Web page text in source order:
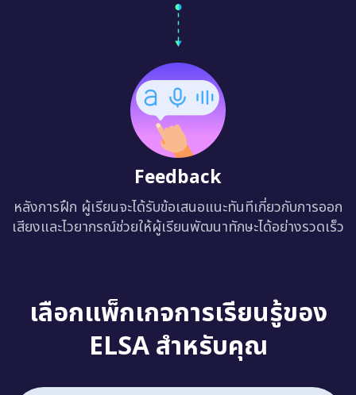
Feedback
หลังการฝึก ผู้เรียนจะได้รับข้อเสนอแนะทันทีเกี่ยวกับการออก
เสียงและไวยากรณ์ช่วยให้ผู้เรียนพัฒนาทักษะได้อย่างรวดเร็ว
เลือกแพ็กเกจการเรียนรู้ของ
ELSA สำหรับคุณ